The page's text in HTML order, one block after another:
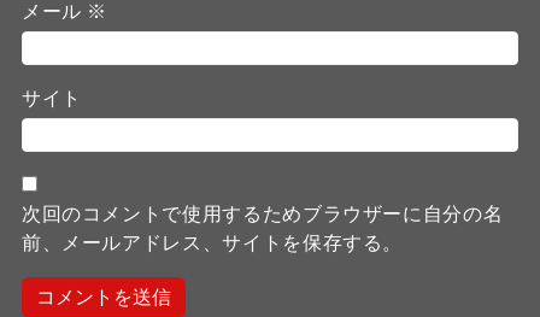
メール ※
サイト
次回のコメントで使用するためブラウザーに自分の名
前、メールアドレス、サイトを保存する。